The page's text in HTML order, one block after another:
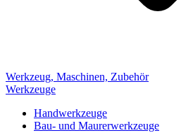
Werkzeug, Maschinen, Zubehör
Werkzeuge
Handwerkzeuge
Bau- und Maurerwerkzeuge